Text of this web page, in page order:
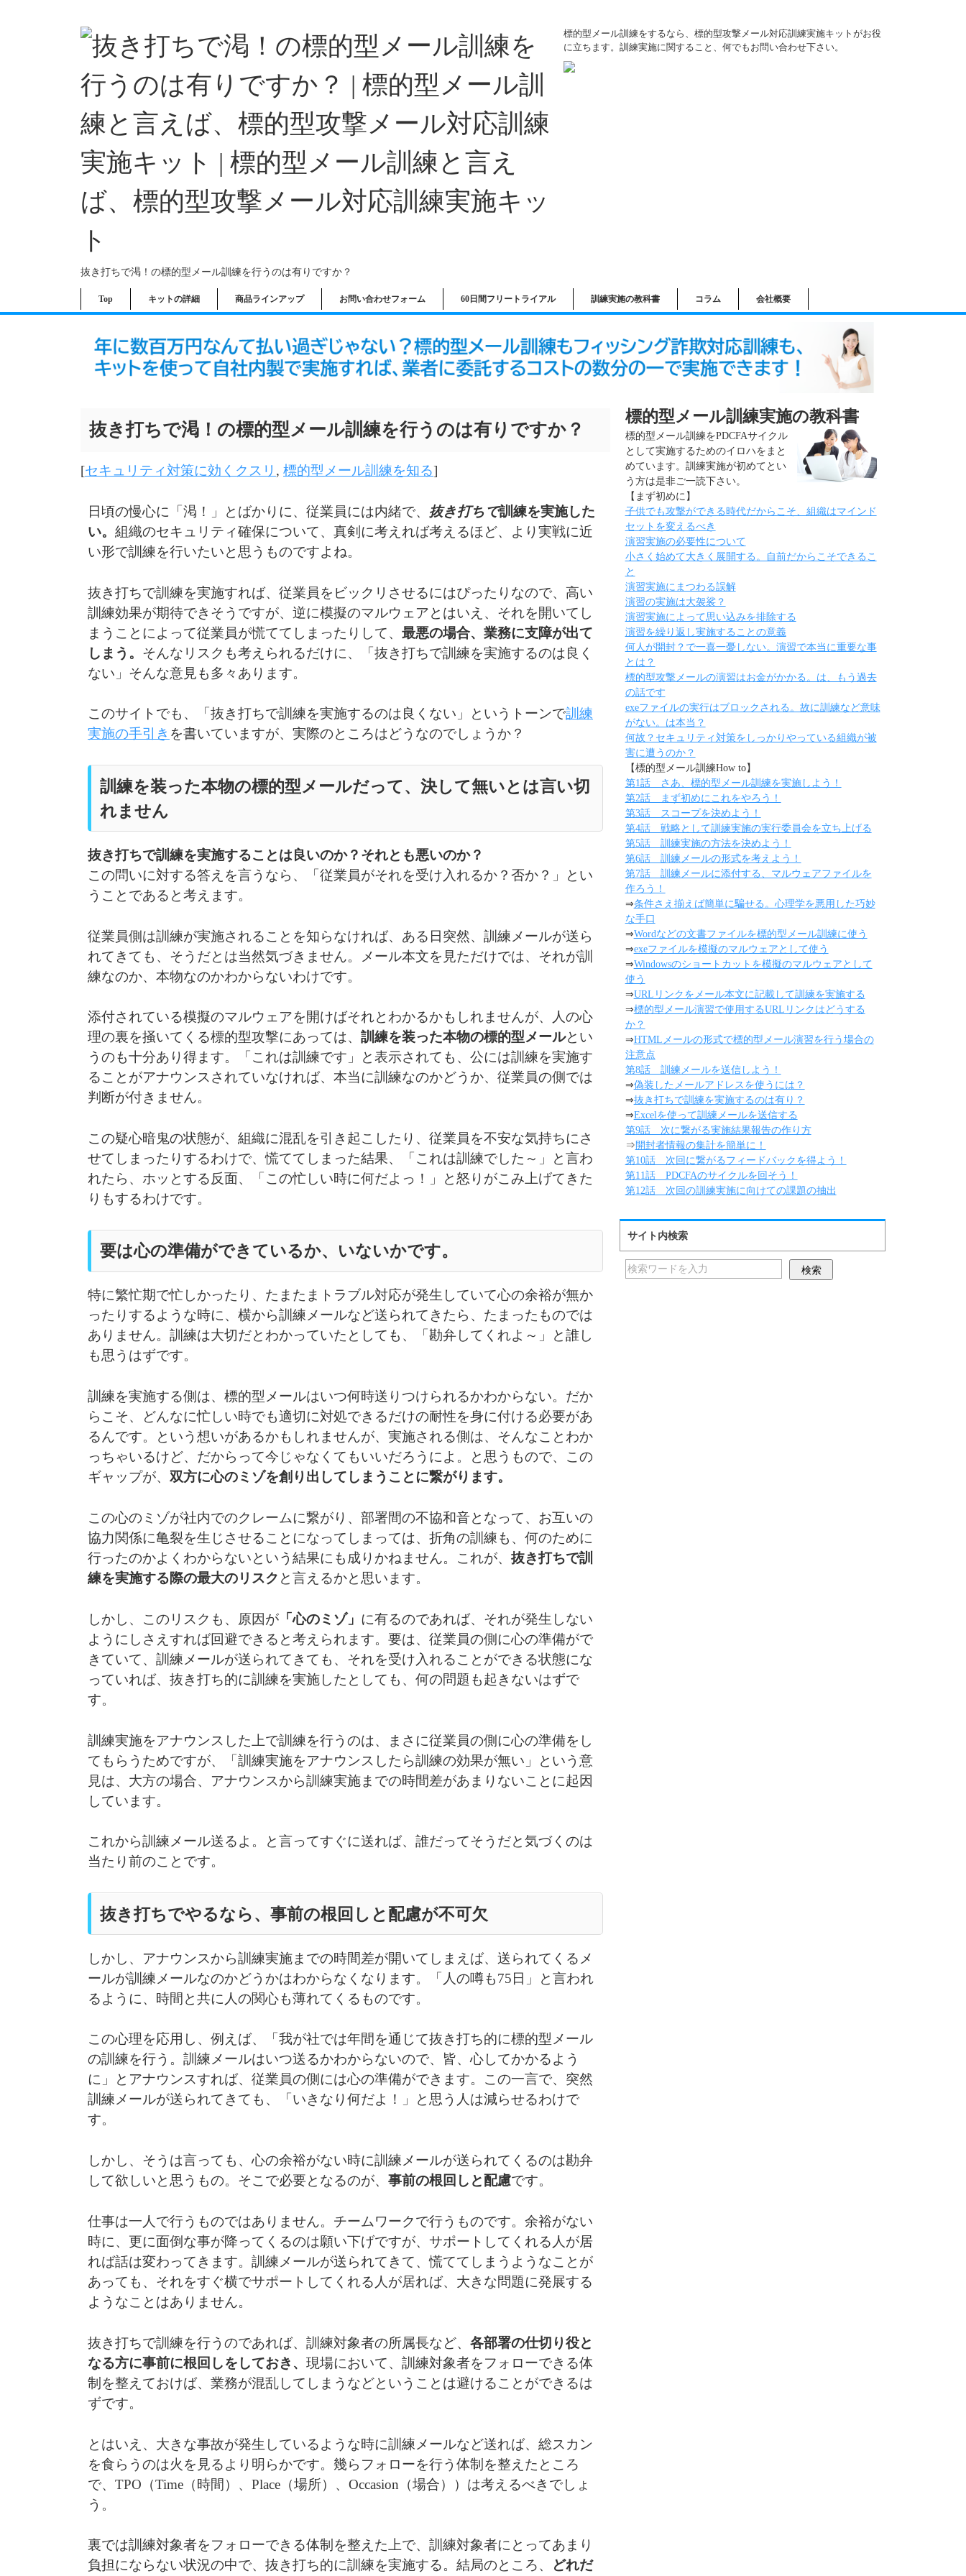
抜き打ちで渇！の標的型メール訓練を行うのは有りですか？
標的型メール訓練をするなら、標的型攻撃メール対応訓練実施キットがお役
に立ちます。訓練実施に関すること、何でもお問い合わせ下さい。
Top キットの詳細 商品ラインアップ お問い合わせフォーム 60日間フリートライアル 訓練実施の教科書 コラム 会社概要
抜き打ちで渇！の標的型メール訓練を行うのは有りですか？
[セキュリティ対策に効くクスリ , 標的型メール訓練を知る]
日頃の慢心に「渇！」とばかりに、従業員には内緒で、 抜き打ちで訓練を実施した
い。 組織のセキュリティ確保について、真剣に考えれば考えるほど、より実戦に近
い形で訓練を行いたいと思うものですよね。
抜き打ちで訓練を実施すれば、従業員をビックリさせるにはぴったりなので、高い
訓練効果が期待できそうですが、逆に模擬のマルウェアとはいえ、それを開いてし
まうことによって従業員が慌ててしまったりして、 最悪の場合、業務に支障が出て
しまう。 そんなリスクも考えられるだけに、「抜き打ちで訓練を実施するのは良く
ない」そんな意見も多々あります。
このサイトでも、「抜き打ちで訓練を実施するのは良くない」というトーンで訓練
実施の手引き を書いていますが、実際のところはどうなのでしょうか？
訓練を装った本物の標的型メールだって、決して無いとは言い切
れません
抜き打ちで訓練を実施することは良いのか？それとも悪いのか？
この問いに対する答えを言うなら、「従業員がそれを受け入れるか？否か？」とい
うことであると考えます。
従業員側は訓練が実施されることを知らなければ、ある日突然、訓練メールが送ら
れてきても、そうだとは当然気づきません。メール本文を見ただけでは、それが訓
練なのか、本物なのかわからないわけです。
添付されている模擬のマルウェアを開けばそれとわかるかもしれませんが、人の心
理の裏を掻いてくる標的型攻撃にあっては、 訓練を装った本物の標的型メールとい
うのも十分あり得ます。「これは訓練です」と表示されても、公には訓練を実施す
ることがアナウンスされていなければ、本当に訓練なのかどうか、従業員の側では
判断が付きません。
この疑心暗鬼の状態が、組織に混乱を引き起こしたり、従業員を不安な気持ちにさ
せてしまったりするわけで、慌ててしまった結果、「これは訓練でした～」と言わ
れたら、ホッとする反面、「この忙しい時に何だよっ！」と怒りがこみ上げてきた
りもするわけです。
要は心の準備ができているか、いないかです。
特に繁忙期で忙しかったり、たまたまトラブル対応が発生していて心の余裕が無か
ったりするような時に、横から訓練メールなど送られてきたら、たまったものでは
ありません。訓練は大切だとわかっていたとしても、「勘弁してくれよ～」と誰し
も思うはずです。
訓練を実施する側は、標的型メールはいつ何時送りつけられるかわからない。だか
らこそ、どんなに忙しい時でも適切に対処できるだけの耐性を身に付ける必要があ
るんです。という想いがあるかもしれませんが、実施される側は、そんなことわか
っちゃいるけど、だからって今じゃなくてもいいだろうによ。と思うもので、この
ギャップが、 双方に心のミゾを創り出してしまうことに繋がります。
この心のミゾが社内でのクレームに繋がり、部署間の不協和音となって、お互いの
協力関係に亀裂を生じさせることになってしまっては、折角の訓練も、何のために
行ったのかよくわからないという結果にも成りかねません。これが、 抜き打ちで訓
練を実施する際の最大のリスク と言えるかと思います。
しかし、このリスクも、原因が 「心のミゾ」 に有るのであれば、それが発生しない
ようにしさえすれば回避できると考えられます。要は、従業員の側に心の準備がで
きていて、訓練メールが送られてきても、それを受け入れることができる状態にな
っていれば、抜き打ち的に訓練を実施したとしても、何の問題も起きないはずで
す。
訓練実施をアナウンスした上で訓練を行うのは、まさに従業員の側に心の準備をし
てもらうためですが、「訓練実施をアナウンスしたら訓練の効果が無い」という意
見は、大方の場合、アナウンスから訓練実施までの時間差があまりないことに起因
しています。
これから訓練メール送るよ。と言ってすぐに送れば、誰だってそうだと気づくのは
当たり前のことです。
抜き打ちでやるなら、事前の根回しと配慮が不可欠
しかし、アナウンスから訓練実施までの時間差が開いてしまえば、送られてくるメ
ールが訓練メールなのかどうかはわからなくなります。「人の噂も75日」と言われ
るように、時間と共に人の関心も薄れてくるものです。
この心理を応用し、例えば、「我が社では年間を通じて抜き打ち的に標的型メール
の訓練を行う。訓練メールはいつ送るかわからないので、皆、心してかかるよう
に」とアナウンスすれば、従業員の側には心の準備ができます。この一言で、突然
訓練メールが送られてきても、「いきなり何だよ！」と思う人は減らせるわけで
す。
しかし、そうは言っても、心の余裕がない時に訓練メールが送られてくるのは勘弁
して欲しいと思うもの。そこで必要となるのが、 事前の根回しと配慮です。
仕事は一人で行うものではありません。チームワークで行うものです。余裕がない
時に、更に面倒な事が降ってくるのは願い下げですが、サポートしてくれる人が居
れば話は変わってきます。訓練メールが送られてきて、慌ててしまうようなことが
あっても、それをすぐ横でサポートしてくれる人が居れば、大きな問題に発展する
ようなことはありません。
抜き打ちで訓練を行うのであれば、訓練対象者の所属長など、 各部署の仕切り役と
なる方に事前に根回しをしておき、 現場において、訓練対象者をフォローできる体
制を整えておけば、業務が混乱してしまうなどということは避けることができるは
ずです。
とはいえ、大きな事故が発生しているような時に訓練メールなど送れば、総スカン
を食らうのは火を見るより明らかです。幾らフォローを行う体制を整えたところ
で、TPO（Time（時間）、Place（場所）、Occasion（場合））は考えるべきでしょ
う。
裏では訓練対象者をフォローできる体制を整えた上で、訓練対象者にとってあまり
負担にならない状況の中で、抜き打ち的に訓練を実施する。結局のところ、
どれだ
標的型メール訓練実施の教科書
標的型メール訓練をPDCFAサイクル
として実施するためのイロハをまと
めています。訓練実施が初めてとい
う方は是非ご一読下さい。
【まず初めに】
子供でも攻撃ができる時代だからこそ、組織はマインド
セットを変えるべき
演習実施の必要性について
小さく始めて大きく展開する。自前だからこそできるこ
と
演習実施にまつわる誤解
演習の実施は大袈裟？
演習実施によって思い込みを排除する
演習を繰り返し実施することの意義
何人が開封？で一喜一憂しない。演習で本当に重要な事
とは？
標的型攻撃メールの演習はお金がかかる。は、もう過去
の話です
exeファイルの実行はブロックされる。故に訓練など意味
がない。は本当？
何故？セキュリティ対策をしっかりやっている組織が被
害に遭うのか？
【標的型メール訓練How to】
第1話 さあ、標的型メール訓練を実施しよう！
第2話 まず初めにこれをやろう！
第3話 スコープを決めよう！
第4話 戦略として訓練実施の実行委員会を立ち上げる
第5話 訓練実施の方法を決めよう！
第6話 訓練メールの形式を考えよう！
第7話 訓練メールに添付する、マルウェアファイルを
作ろう！
⇒条件さえ揃えば簡単に騙せる。心理学を悪用した巧妙
な手口
⇒Wordなどの文書ファイルを標的型メール訓練に使う
⇒exeファイルを模擬のマルウェアとして使う
⇒Windowsのショートカットを模擬のマルウェアとして
使う
⇒URLリンクをメール本文に記載して訓練を実施する
⇒標的型メール演習で使用するURLリンクはどうする
か？
⇒HTMLメールの形式で標的型メール演習を行う場合の
注意点
第8話 訓練メールを送信しよう！
⇒偽装したメールアドレスを使うには？
⇒抜き打ちで訓練を実施するのは有り？
⇒Excelを使って訓練メールを送信する
第9話 次に繋がる実施結果報告の作り方
⇒開封者情報の集計を簡単に！
第10話 次回に繋がるフィードバックを得よう！
第11話 PDCFAのサイクルを回そう！
第12話 次回の訓練実施に向けての課題の抽出
サイト内検索